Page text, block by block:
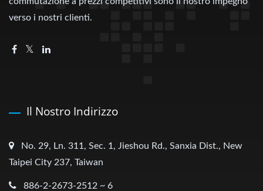
verso i nostri clienti.
Il Nostro Indirizzo
No. 29, Ln. 311, Sec. 1, Jieshou Rd., Sanxia Dist., New
Taipei City 237, Taiwan
886-2-2673-2512 ~ 6